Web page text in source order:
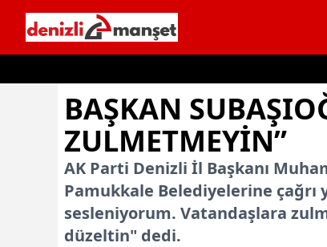
BAŞKAN
ZULMETMEYIN”
AK Parti Denizli İl Başkanı
Pamukkale Belediyelerine çağrı
sesleniyorum. Vatandaşlara
düzeltin" dedi.